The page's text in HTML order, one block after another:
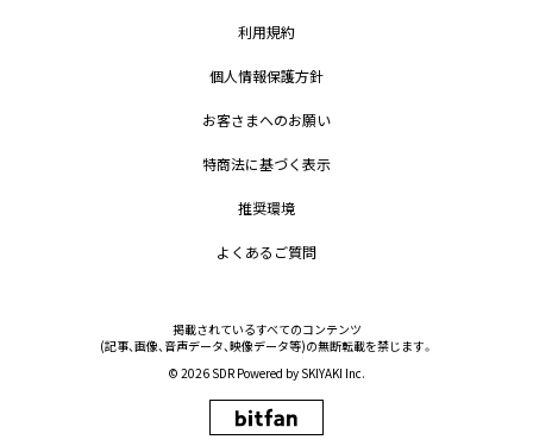
利用規約
個人情報保護方針
お客さまへのお願い
特商法に基づく表示
推奨環境
よくあるご質問
掲載されているすべてのコンテンツ
(記事、画像、音声データ、映像データ等)の無断転載を禁じます。
© 2026 SDR Powered by SKIYAKI Inc.